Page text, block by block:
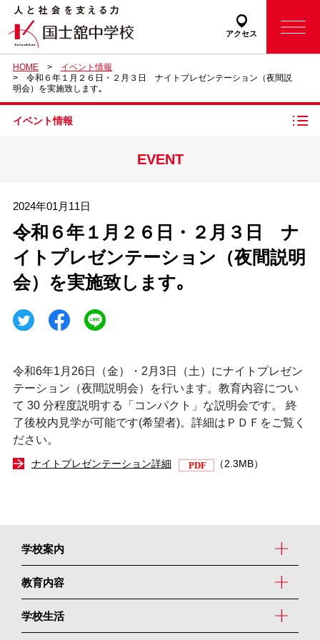
アクセス
HOME
イベント情報
令和６年１月２６日・２月３日 ナイトプレゼンテーション（夜間説
明会）を実施致します｡
イベント情報
EVENT
2024年01月11日
令和６年１月２６日・２月３日 ナ
イトプレゼンテーション（夜間説明
会）を実施致します｡
令和6年1月26日（金）・2月3日（土）にナイトプレゼン
テーション（夜間説明会）を行います。教育内容につい
て 30 分程度説明する「コンパクト」な説明会です。 終
了後校内見学が可能です(希望者)。詳細はＰＤＦをご覧く
ださい。
ナイトプレゼンテーション詳細 （2.3MB）
学校案内
教育内容
学校生活